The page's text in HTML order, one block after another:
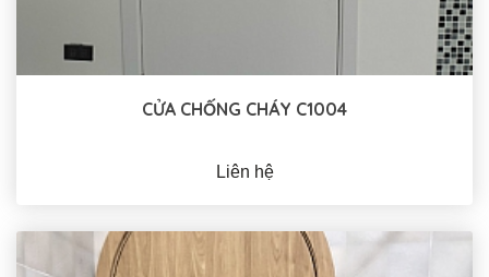
CỬA CHỐNG CHÁY C1004
Liên hệ